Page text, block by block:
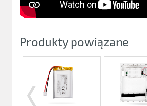
Produkty powiązane